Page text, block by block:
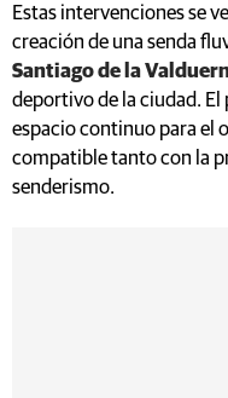
Estas intervenciones se
creación de una senda
Santiago de la
deportivo de la ciudad.
espacio continuo para el
compatible tanto con la
senderismo.